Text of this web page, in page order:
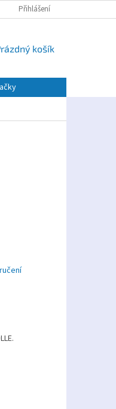
Přihlášení
košík